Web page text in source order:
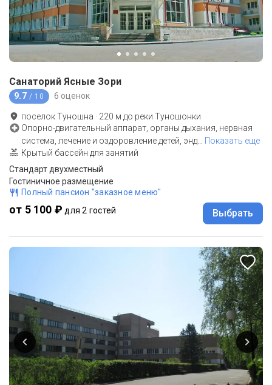
Санаторий Ясные Зори
9.7 / 10 6 оценок
поселок Туношна · 220 м до реки Туношонки
Опорно-двигательный аппарат, органы дыхания, нервная
система, лечение и оздоровление детей, энд
Показать еще
Крытый бассейн для занятий
Стандарт двухместный
Гостиничное размещение
Полный пансион "заказное меню"
от 5 100 ₽ для 2 гостей Выбрать